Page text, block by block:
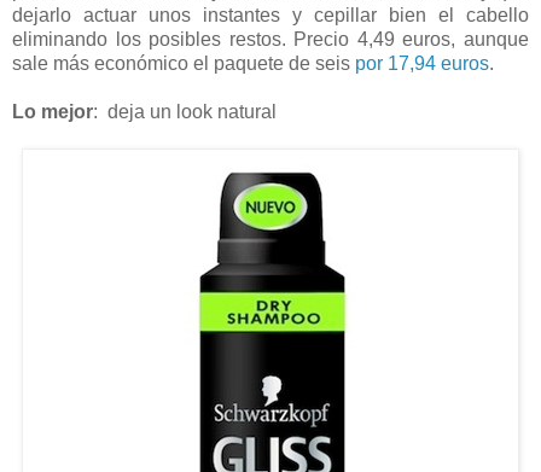
dejarlo actuar unos instantes y cepillar bien el cabello
eliminando los posibles restos. Precio 4,49 euros, aunque
sale más económico el paquete de seis por 17,94 euros.
Lo mejor: deja un look natural